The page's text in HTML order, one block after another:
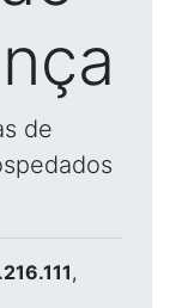
de
,